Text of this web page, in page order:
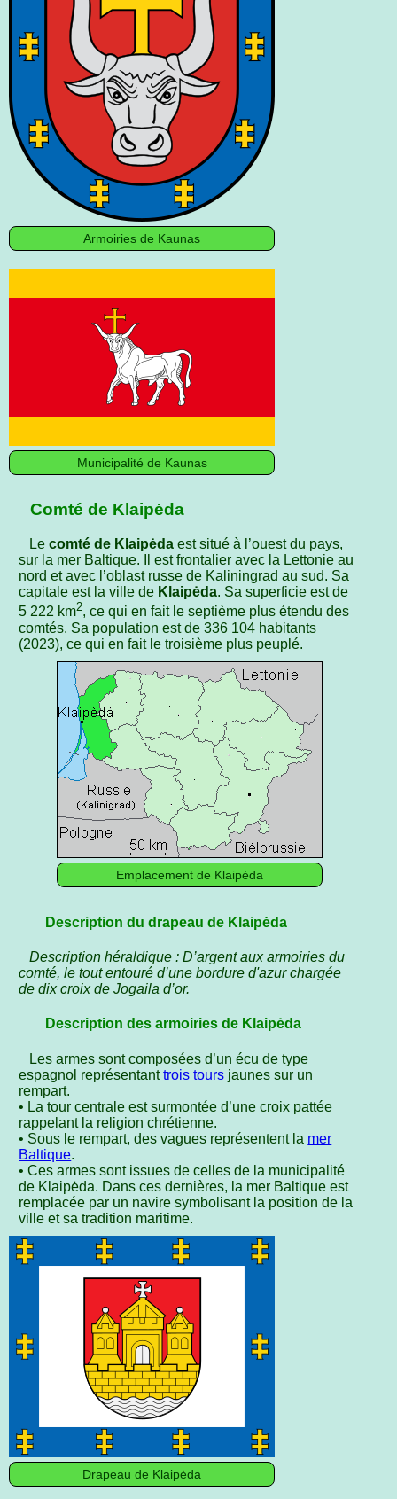
Armoiries de Kaunas
Municipalité de Kaunas
Comté de Klaipėda
Le comté de Klaipėdaest situé à l’ouest du pays,
sur la mer Baltique. Il est frontalier avec la Lettonie au
nord et avec l’oblast russe de Kaliningrad au sud. Sa
capitale est la ville de Klaipėda. Sa superficie est de
5 222 km2, ce qui en fait le septième plus étendu des
comtés. Sa population est de 336 104 habitants
(2023), ce qui en fait le troisième plus peuplé.
Emplacement de Klaipėda
Description du drapeau de Klaipėda
Description héraldique : D’argent aux armoiries du
comté, le tout entouré d’une bordure d'azur chargée
de dix croix de Jogaila d’or.
Description des armoiries de Klaipėda
Les armes sont composées d’un écu de type
espagnol représentanttrois tours jaunes sur un
rempart.
• La tour centrale est surmontée d’une croix pattée
rappelant la religion chrétienne.
• Sous le rempart, des vagues représentent la mer
Baltique.
• Ces armes sont issues de celles de la municipalité
de Klaipėda. Dans ces dernières, la mer Baltique est
remplacée par un navire symbolisant la position de la
ville et sa tradition maritime.
Drapeau de Klaipėda